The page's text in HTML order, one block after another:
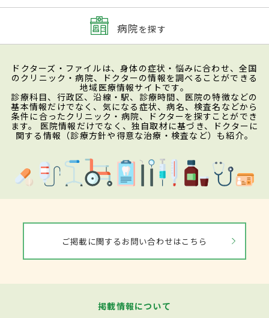
病院を探す
ドクターズ・ファイルは、身体の症状・悩みに合わせ、全国
のクリニック・病院、ドクターの情報を調べることができる
地域医療情報サイトです。
診療科目、行政区、沿線・駅、診療時間、医院の特徴などの
基本情報だけでなく、気になる症状、病名、検査名などから
条件に合ったクリニック・病院、ドクターを探すことができ
ます。 医院情報だけでなく、独自取材に基づき、ドクターに
関する情報（診療方針や得意な治療・検査など）も紹介。
ご掲載に関するお問い合わせはこちら
掲載情報について